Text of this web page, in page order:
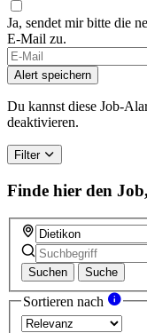
Ja, sendet mir bitte die
E-Mail zu.
If
you
are
a
human,
this
field
Alert speichern
Du kannst diese Job-
deaktivieren.
Filter
Finde hier den
Suchen Suche
Sortieren nach